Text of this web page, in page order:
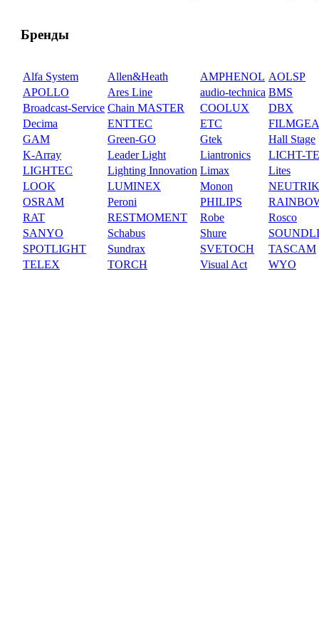
Бренды
Alfa System Allen&Heath AMPHENOL AOLSP
APOLLO
Ares Line audio-technica BMS
Broadcast-Service Chain MASTER COOLUX
DBX
Decima
ENTTEC ETC
GAM
Green-GO Gtek
Hall Stage
K-Array
Leader Light Liantronics
LICHT-
LIGHTEC
Lighting Innovation Limax
Lites
LOOK
LUMINEX Monon
NEUTRIK
OSRAM
Peroni PHILIPS
RAT
RESTMOMENT Robe
Rosco
SANYO
Schabus Shure
SPOTLIGHT
Sundrax SVETOCH
TASCAM
TELEX
TORCH Visual Act WYO